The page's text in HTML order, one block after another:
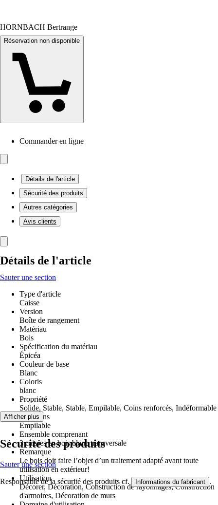
HORNBACH Bertrange
Réservation non disponible
Commander en ligne
Détails de l'article
Sécurité des produits
Autres catégories
Avis clients
Détails de l'article
Sauter une section
Type d'article
Caisse
Version
Boîte de rangement
Matériau
Bois
Spécification du matériau
Épicéa
Couleur de base
Blanc
Coloris
blanc
Propriété
Solide, Stable, Stable, Empilable, Coins renforcés, Indéformable
Fonctions
Empilable
Ensemble comprenant
3 caisses en bois blanc transversale
Remarque
Le bois doit faire l’objet d’un traitement adapté avant toute
utilisation en extérieur!
Utilisation
Décorer, Décoration, Construction de rayonnages, Construction
d'armoires, Décoration de murs
Afficher plus
Sécurité des produits
Sauter une section
Responsable de la sécurité des produits cf. Informations du fabricant .